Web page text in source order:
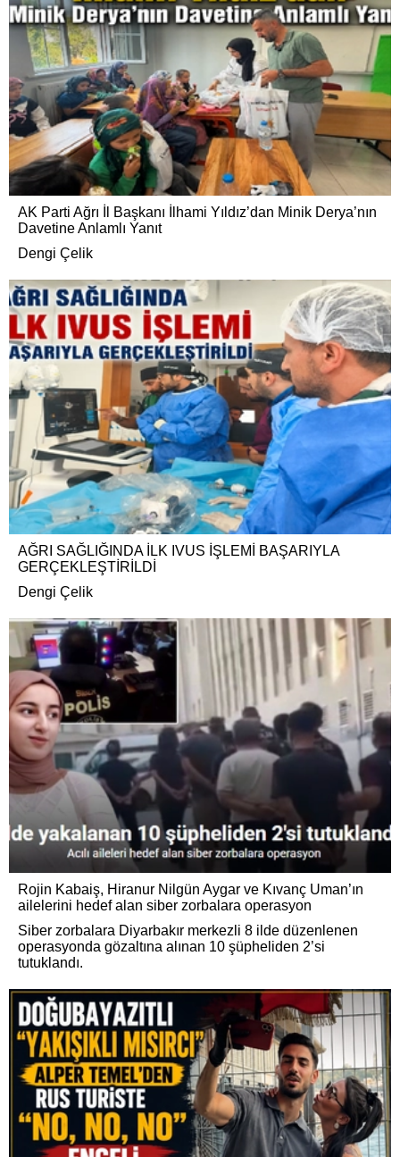
AK Parti Ağrı İl Başkanı İlhami Yıldız’dan Minik Derya’nın
Davetine Anlamlı Yanıt
Dengi Çelik
AĞRI SAĞLIĞINDA İLK IVUS İŞLEMİ BAŞARIYLA
GERÇEKLEŞTİRİLDİ
Dengi Çelik
Rojin Kabaiş, Hiranur Nilgün Aygar ve Kıvanç Uman’ın
ailelerini hedef alan siber zorbalara operasyon
Siber zorbalara Diyarbakır merkezli 8 ilde düzenlenen
operasyonda gözaltına alınan 10 şüpheliden 2’si
tutuklandı.